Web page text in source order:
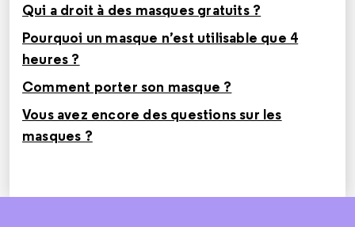
Qui a droit à des masques gratuits ?
Pourquoi un masque n’est utilisable que 4
heures ?
Comment porter son masque ?
Vous avez encore des questions sur les
masques ?